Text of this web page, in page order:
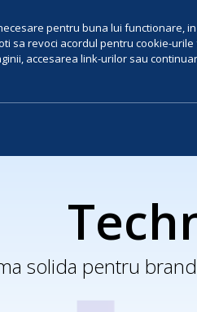
pentru buna lui functionare,
sa revoci acordul pentru cookie-
accesarea link-urilor sau
solida pentru